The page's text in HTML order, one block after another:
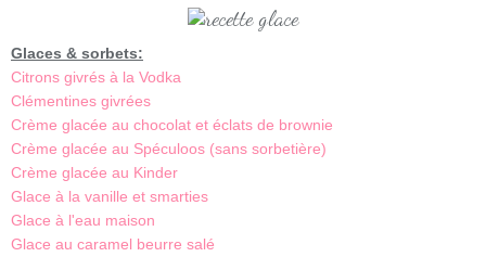
Glaces & sorbets:
Citrons givrés à la Vodka
Clémentines givrées
Crème glacée au chocolat et éclats de brownie
Crème glacée au Spéculoos (sans sorbetière)
Crème glacée au Kinder
Glace à la vanille et smarties
Glace à l'eau maison
Glace au caramel beurre salé